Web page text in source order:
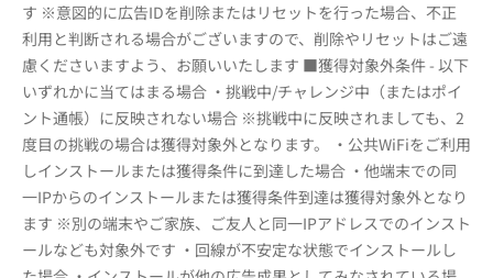
す ※意図的に広告IDを削除またはリセットを行った場合、不正
利用と判断される場合がございますので、削除やリセットはご遠
慮くださいますよう、お願いいたします ■獲得対象外条件 - 以下
いずれかに当てはまる場合 ・挑戦中/チャレンジ中（またはポイ
ント通帳）に反映されない場合 ※挑戦中に反映されましても、2
度目の挑戦の場合は獲得対象外となります。 ・公共WiFiをご利用
しインストールまたは獲得条件に到達した場合 ・他端末での同
一IPからのインストールまたは獲得条件到達は獲得対象外となり
ます ※別の端末やご家族、ご友人と同一IPアドレスでのインスト
ールなども対象外です ・回線が不安定な状態でインストールし